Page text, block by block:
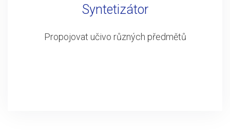
Syntetizátor
Propojovat učivo různých předmětů